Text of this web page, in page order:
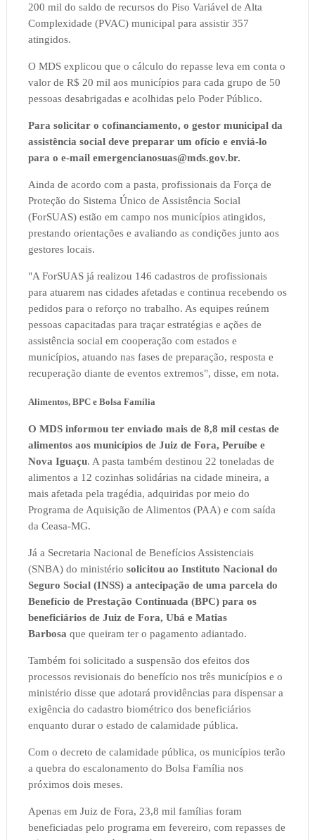
200 mil do saldo de recursos do Piso Variável de Alta
Complexidade (PVAC) municipal para assistir 357
atingidos.
O MDS explicou que o cálculo do repasse leva em conta o
valor de R$ 20 mil aos municípios para cada grupo de 50
pessoas desabrigadas e acolhidas pelo Poder Público.
Para solicitar o cofinanciamento, o gestor municipal da
assistência social deve preparar um ofício e enviá-lo
para o e-mail emergencianosuas@mds.gov.br.
Ainda de acordo com a pasta, profissionais da Força de
Proteção do Sistema Único de Assistência Social
(ForSUAS) estão em campo nos municípios atingidos,
prestando orientações e avaliando as condições junto aos
gestores locais.
"A ForSUAS já realizou 146 cadastros de profissionais
para atuarem nas cidades afetadas e continua recebendo os
pedidos para o reforço no trabalho. As equipes reúnem
pessoas capacitadas para traçar estratégias e ações de
assistência social em cooperação com estados e
municípios, atuando nas fases de preparação, resposta e
recuperação diante de eventos extremos", disse, em nota.
Alimentos, BPC e Bolsa Família
O MDS informou ter enviado mais de 8,8 mil cestas de
alimentos aos municípios de Juiz de Fora, Peruíbe e
Nova Iguaçu. A pasta também destinou 22 toneladas de
alimentos a 12 cozinhas solidárias na cidade mineira, a
mais afetada pela tragédia, adquiridas por meio do
Programa de Aquisição de Alimentos (PAA) e com saída
da Ceasa-MG.
Já a Secretaria Nacional de Benefícios Assistenciais
(SNBA) do ministério solicitou ao Instituto Nacional do
Seguro Social (INSS) a antecipação de uma parcela do
Benefício de Prestação Continuada (BPC) para os
beneficiários de Juiz de Fora, Ubá e Matias
Barbosa que queiram ter o pagamento adiantado.
Também foi solicitado a suspensão dos efeitos dos
processos revisionais do benefício nos três municípios e o
ministério disse que adotará providências para dispensar a
exigência do cadastro biométrico dos beneficiários
enquanto durar o estado de calamidade pública.
Com o decreto de calamidade pública, os municípios terão
a quebra do escalonamento do Bolsa Família nos
próximos dois meses.
Apenas em Juiz de Fora, 23,8 mil famílias foram
beneficiadas pelo programa em fevereiro, com repasses de